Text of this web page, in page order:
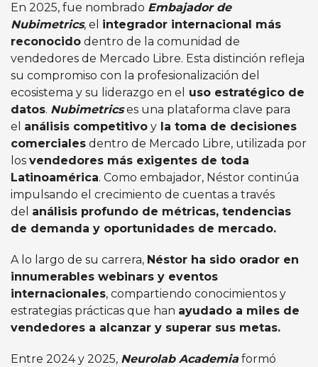
En 2025, fue nombrado Embajador de
Nubimetrics, el integrador internacional más
reconocido dentro de la comunidad de
vendedores de Mercado Libre. Esta distinción refleja
su compromiso con la profesionalización del
ecosistema y su liderazgo en el
uso estratégico de
datos. Nubimetricses una plataforma clave para
el análisis competitivo y la toma de decisiones
comerciales dentro de Mercado Libre, utilizada por
los vendedores más exigentes de toda
Latinoamérica. Como embajador, Néstor continúa
impulsando el crecimiento de cuentas a través
del análisis profundo de métricas, tendencias
de demanda y oportunidades de mercado.
A lo largo de su carrera, Néstor ha sido orador en
innumerables webinars y eventos
internacionales, compartiendo conocimientos y
estrategias prácticas que han ayudado a miles de
vendedores a alcanzar y superar sus metas.
Entre 2024 y 2025, Neurolab Academiaformó